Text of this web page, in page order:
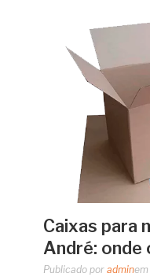
Caixas para
André: onde
Publicado por adminem